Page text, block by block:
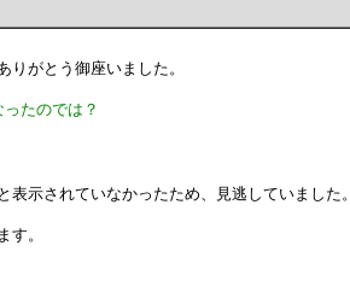
りがとう御座いました。
たのでは？
示されていなかったため、見逃していました。
す。